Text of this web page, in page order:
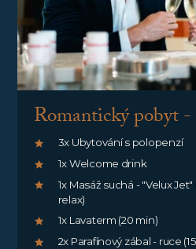
Romantický pobyt
3x Ubytování s polopenzí
1x Welcome drink
1x Masáž suchá - "Velux
relax)
1x Lavaterm (20 min)
2x Parafínový zábal - ruce